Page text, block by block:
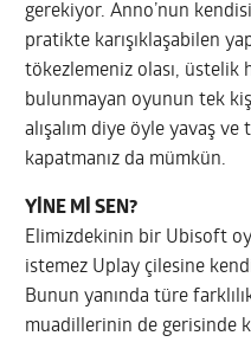
gerekiyor. Anno’nun
pratikte karışıklaşabilen
tökezlemeniz olası,
bulunmayan oyunun tek
alışalım diye öyle yavaş
kapatmanız da mümkün.
YİNE Mİ SEN?
Elimizdekinin bir Ubisoft
istemez Uplay çilesine
Bunun yanında türe
muadillerinin de gerisinde